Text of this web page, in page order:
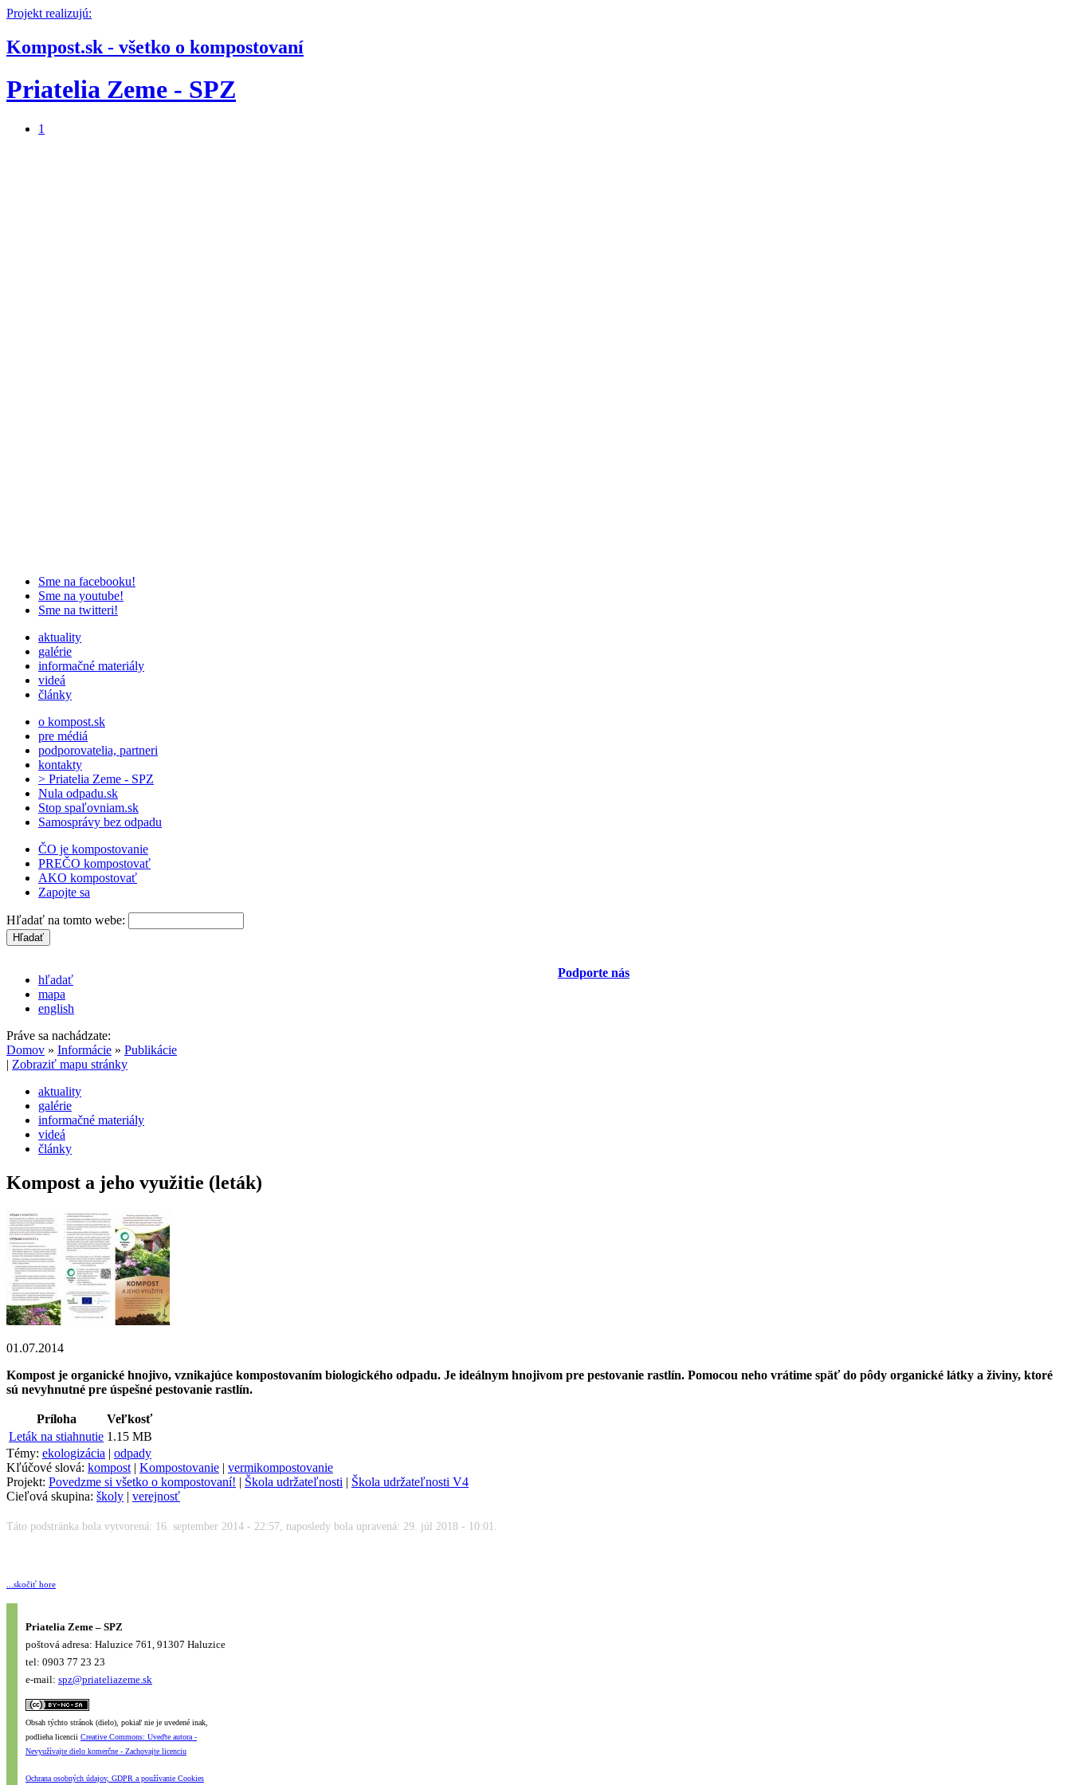
Projekt realizujú:
Kompost.sk - všetko o kompostovaní
Priatelia Zeme - SPZ
1
Sme na facebooku!
Sme na youtube!
Sme na twitteri!
aktuality
galérie
informačné materiály
videá
články
o kompost.sk
pre médiá
podporovatelia, partneri
kontakty
> Priatelia Zeme - SPZ
Nula odpadu.sk
Stop spaľovniam.sk
Samosprávy bez odpadu
ČO je kompostovanie
PREČO kompostovať
AKO kompostovať
Zapojte sa
Hľadať na tomto webe:
Podporte nás
hľadať
mapa
english
Práve sa nachádzate:
Domov » Informácie » Publikácie
| Zobraziť mapu stránky
aktuality
galérie
informačné materiály
videá
články
Kompost a jeho využitie (leták)
01.07.2014
Kompost je organické hnojivo, vznikajúce kompostovaním biologického odpadu. Je ideálnym hnojivom pre pestovanie rastlín. Pomocou neho vrátime späť do pôdy organické látky a živiny, ktoré
sú nevyhnutné pre úspešné pestovanie rastlín.
Príloha
Veľkosť
Leták na stiahnutie 1.15 MB
Témy: ekologizácia | odpady
Kľúčové slová: kompost | Kompostovanie | vermikompostovanie
Projekt: Povedzme si všetko o kompostovaní! | Škola udržateľnosti | Škola udržateľnosti V4
Cieľová skupina: školy | verejnosť
Táto podstránka bola vytvorená: 16. september 2014 - 22:57, naposledy bola upravená: 29. júl 2018 - 10:01.
...skočiť hore
Priatelia Zeme – SPZ
poštová adresa: Haluzice 761, 91307 Haluzice
tel: 0903 77 23 23
e-mail: spz@priateliazeme.sk
Obsah týchto stránok (dielo), pokiaľ nie je uvedené inak,
podlieha licencii Creative Commons: Uveďte autora -
Nevyužívajte dielo komerčne - Zachovajte licenciu
Ochrana osobných údajov, GDPR a používanie Cookies